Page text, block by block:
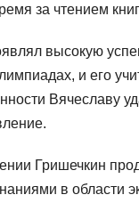
за чтением
высокую
и его
Вячеславу
Гришечкин
в